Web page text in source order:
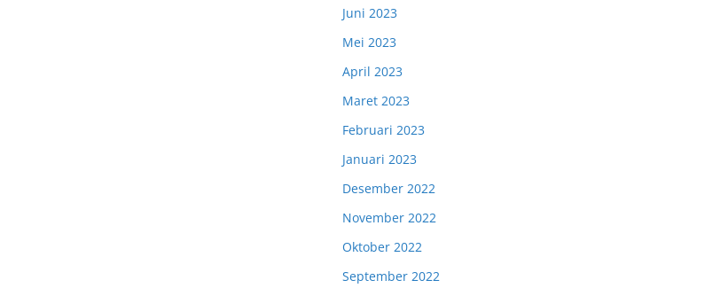
Juni 2023
Mei 2023
April 2023
Maret 2023
Februari 2023
Januari 2023
Desember 2022
November 2022
Oktober 2022
September 2022